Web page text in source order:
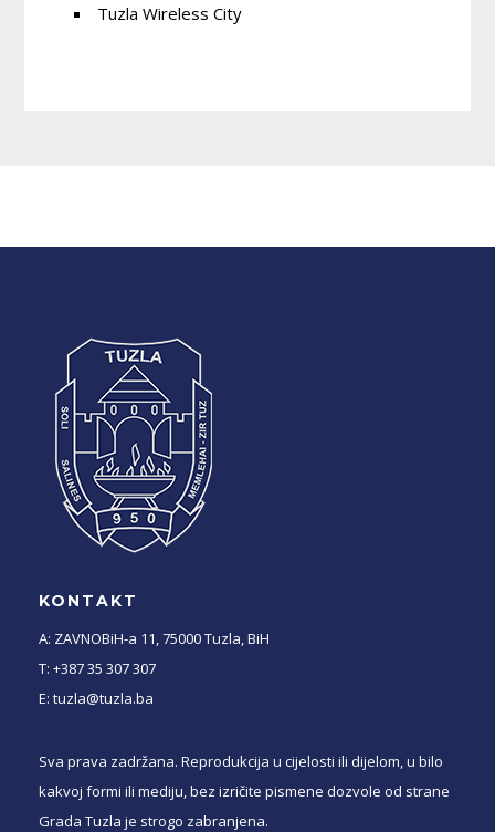
Tuzla Wireless City
KONTAKT
A: ZAVNOBiH-a 11, 75000 Tuzla, BiH
T: +387 35 307 307
E: tuzla@tuzla.ba
Sva prava zadržana. Reprodukcija u cijelosti ili dijelom, u bilo
kakvoj formi ili mediju, bez izričite pismene dozvole od strane
Grada Tuzla je strogo zabranjena.